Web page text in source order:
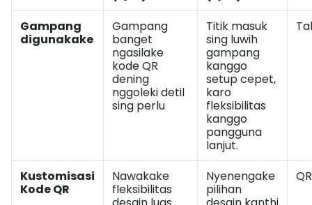
Gampang
digunakake
Gampang
banget
ngasilake
kode QR
dening
nggoleki detil
sing perlu
Titik masuk
sing luwih
gampang
kanggo
setup cepet,
karo
fleksibilitas
kanggo
pangguna
lanjut.
Kustomisasi
Kode QR
Nawakake
fleksibilitas
Nyenengake
pilihan